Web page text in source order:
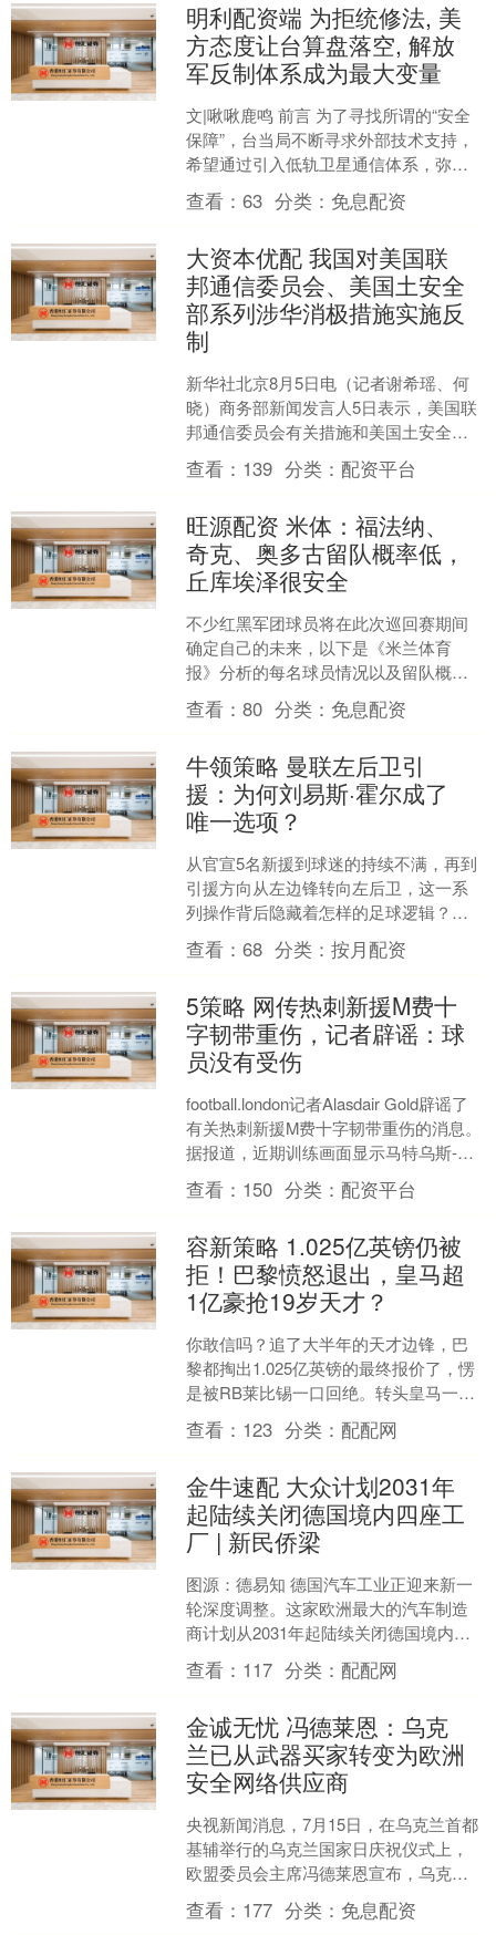
明利配资端 为拒统修法, 美
方态度让台算盘落空, 解放
军反制体系成为最大变量
文|啾啾鹿鸣 前言 为了寻找所谓的“安全
保障”，台当局不断寻求外部技术支持，
希望通过引入低轨卫星通信体系，弥补
自身通信方面的短板。 但问题在于依靠
外部技术真的能....
查看：63 分类： 免息配资
大资本优配 我国对美国联
邦通信委员会、美国土安全
部系列涉华消极措施实施反
制
新华社北京8月5日电（记者谢希瑶、何
晓）商务部新闻发言人5日表示，美国联
邦通信委员会有关措施和美国土安全部
将相关实体列入所谓“维吾尔强迫劳动预
防法实体清单”的做....
查看： 139 分类：配资平台
旺源配资 米体：福法纳、
奇克、奥多古留队概率低，
丘库埃泽很安全
不少红黑军团球员将在此次巡回赛期间
确定自己的未来，以下是《米兰体育
报》分析的每名球员情况以及留队概
率。 接下来米兰需要通过出售球员清理
阵容，同时明确托莫里、萨迪....
查看：80 分类： 免息配资
牛领策略 曼联左后卫引
援：为何刘易斯·霍尔成了
唯一选项？
从官宣5名新援到球迷的持续不满，再到
引援方向从左边锋转向左后卫，这一系
列操作背后隐藏着怎样的足球逻辑？而
纽卡斯尔的刘易斯·霍尔，究竟为何能成
为曼联目前的唯一选择....
查看：68 分类：按月配资
5策略 网传热刺新援M费十
字韧带重伤，记者辟谣：球
员没有受伤
football.london记者Alasdair Gold辟谣了
有关热刺新援M费十字韧带重伤的消息。
据报道，近期训练画面显示马特乌斯-费
尔南德斯在场边观训、....
查看： 150 分类：配资平台
容新策略 1.025亿英镑仍被
拒！巴黎愤怒退出，皇马超
1亿豪抢19岁天才？
你敢信吗？追了大半年的天才边锋，巴
黎都掏出1.025亿英镑的最终报价了，愣
是被RB莱比锡一口回绝。转头皇马一表
态，巴黎直接连夜退出，这事放到足球
圈谁看了不喊一句....
查看： 123 分类：配配网
金牛速配 大众计划2031年
起陆续关闭德国境内四座工
厂 | 新民侨梁
图源：德易知 德国汽车工业正迎来新一
轮深度调整。这家欧洲最大的汽车制造
商计划从2031年起陆续关闭德国境内四
座工厂，同时继续推进大规模裁员，引
发各界关注。 按照....
查看： 117 分类：配配网
金诚无忧 冯德莱恩：乌克
兰已从武器买家转变为欧洲
安全网络供应商
央视新闻消息，7月15日，在乌克兰首都
基辅举行的乌克兰国家日庆祝仪式上，
欧盟委员会主席冯德莱恩宣布，乌克兰
与欧盟已达成无人机协议。冯德莱恩表
示，乌克兰已逐步从武....
查看： 177 分类： 免息配资